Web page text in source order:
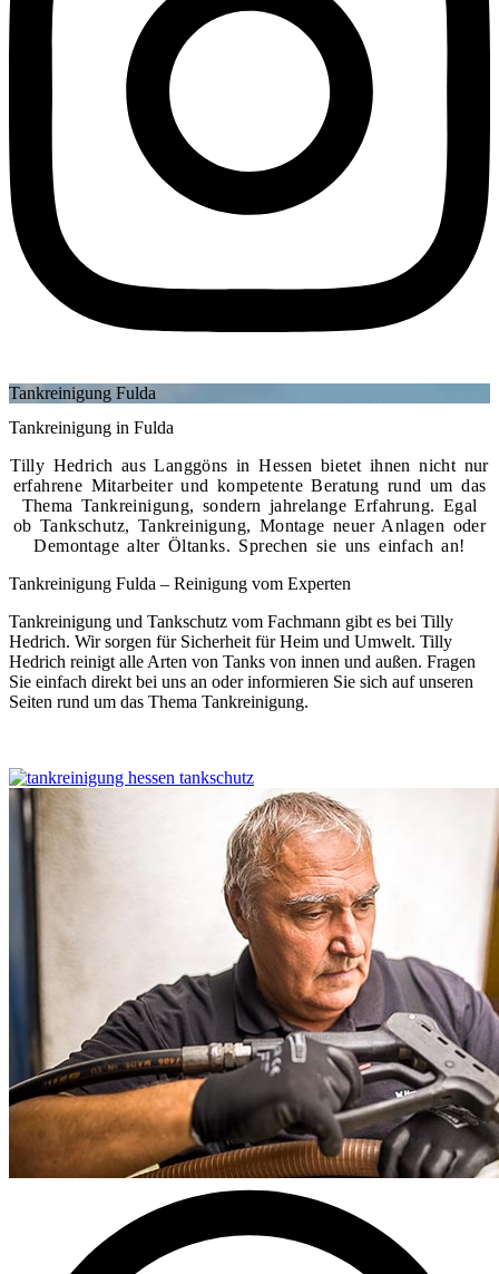
Tankreinigung Fulda
Tankreinigung in Fulda
Tilly Hedrich aus Langgöns in Hessen bietet ihnen nicht nur
erfahrene Mitarbeiter und kompetente Beratung rund um das
Thema Tankreinigung, sondern jahrelange Erfahrung. Egal
ob Tankschutz, Tankreinigung, Montage neuer Anlagen oder
Demontage alter Öltanks. Sprechen sie uns einfach an!
Tankreinigung Fulda – Reinigung vom Experten
Tankreinigung und Tankschutz vom Fachmann gibt es bei Tilly
Hedrich. Wir sorgen für Sicherheit für Heim und Umwelt. Tilly
Hedrich reinigt alle Arten von Tanks von innen und außen. Fragen
Sie einfach direkt bei uns an oder informieren Sie sich auf unseren
Seiten rund um das Thema Tankreinigung.